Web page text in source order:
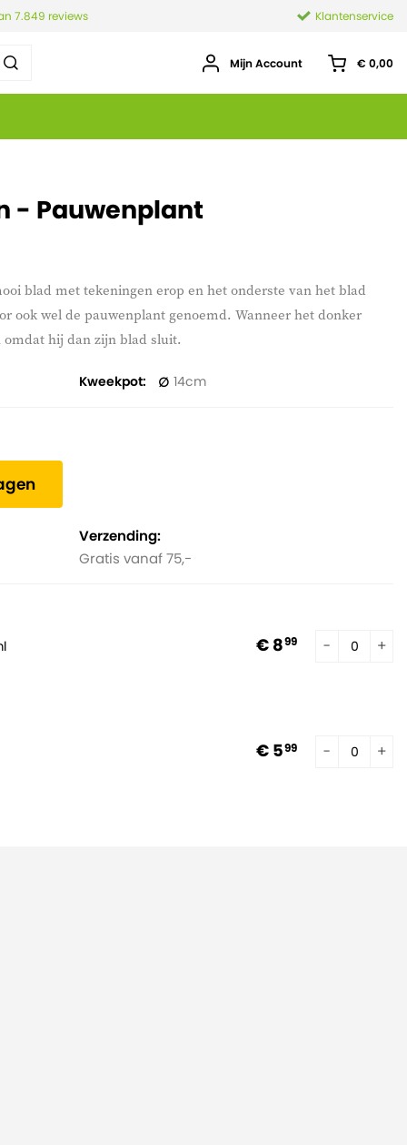
7.849 reviews Klantenservice
Mijn Account € 0,00
- Pauwenplant
blad met tekeningen erop en het onderste van het blad
ook wel de pauwenplant genoemd. Wanneer het donker
hij dan zijn blad sluit.
Kweekpot 14
Verzending:
Gratis vanaf 75,-
€ 899
€ 599